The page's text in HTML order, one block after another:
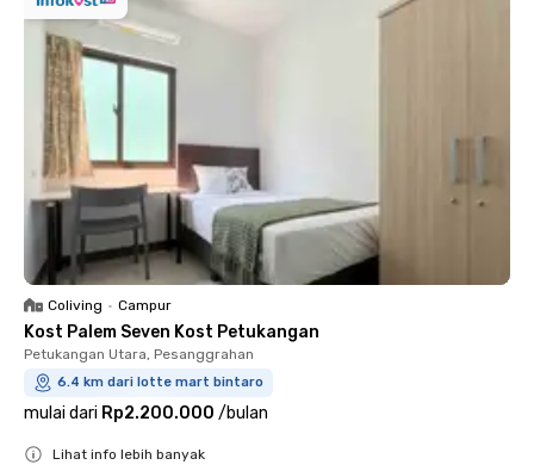
Coliving • Campur
Kost Palem Seven Kost Petukangan
Petukangan Utara, Pesanggrahan
6.4 km dari lotte mart bintaro
mulai dari Rp2.200.000 /bulan
Lihat info lebih banyak